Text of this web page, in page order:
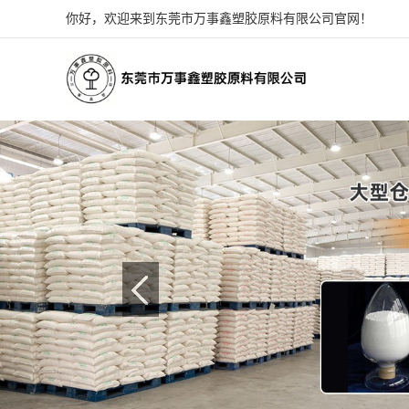
你好，欢迎来到东莞市万事鑫塑胶原料有限公司官网！